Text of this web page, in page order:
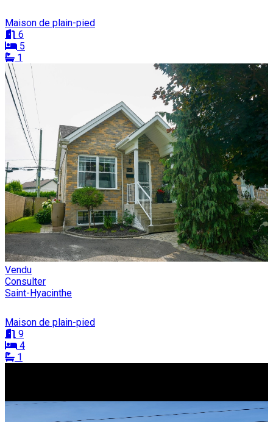
Maison de plain-pied
6
5
1
Vendu
Consulter
Saint-Hyacinthe
Maison de plain-pied
9
4
1